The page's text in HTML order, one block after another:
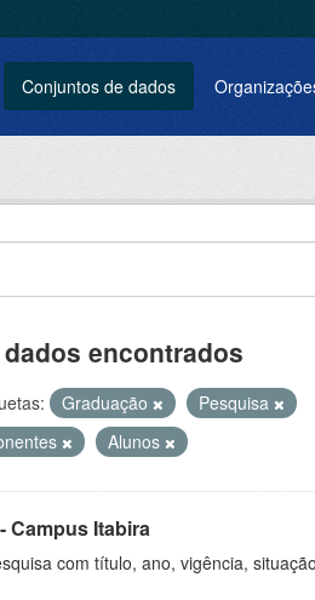
Conjuntos de dados
encontrados
Graduação
Pesquisa
Alunos
Campus Itabira
com título, ano, vigência,